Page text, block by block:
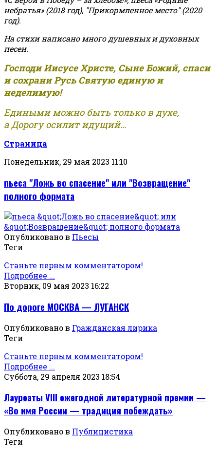
небратья» (2018 год), "Прикормленное место" (2020
год).
На стихи написано много душевных и духовных
песен.
Господи Иисусе Христе, Сыне Божий, спаси
и сохрани Русь Святую единую и
неделимую!
Едиными можно быть только в духе,
а Дорогу осилит идущий...
Страница
Понедельник, 29 мая 2023 11:10
пьеса "Ложь во спасение" или "Возвращение"
полного формата
Опубликовано в Пьесы
Теги
Станьте первым комментатором!
Подробнее ...
Вторник, 09 мая 2023 16:22
По дороге МОСКВА — ЛУГАНСК
Опубликовано в Гражданская лирика
Теги
Станьте первым комментатором!
Подробнее ...
Суббота, 29 апреля 2023 18:54
Лауреаты VIII ежегодной литературной премии —
«Во имя России — традиция побеждать»
Опубликовано в Публицистика
Теги